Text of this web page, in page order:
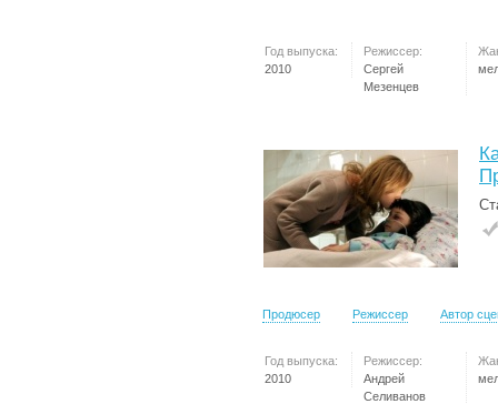
Год выпуска:
2010
Режиссер:
Сергей
Мезенцев
Продюсер Режиссер Автор
Год выпуска:
2010
Режиссер:
Андрей
Селиванов